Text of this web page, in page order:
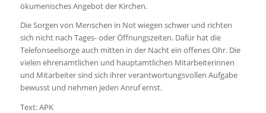
ökumenisches Angebot der Kirchen.
Die Sorgen von Menschen in Not wiegen schwer und richten
sich nicht nach Tages- oder Öffnungszeiten. Dafür hat die
Telefonseelsorge auch mitten in der Nacht ein offenes Ohr. Die
vielen ehrenamtlichen und hauptamtlichen Mitarbeiterinnen
und Mitarbeiter sind sich ihrer verantwortungsvollen Aufgabe
bewusst und nehmen jeden Anruf ernst.
Text: APK